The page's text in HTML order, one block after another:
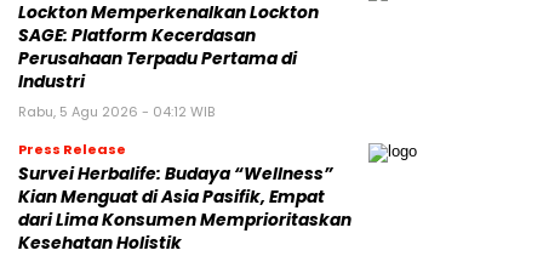
Lockton Memperkenalkan Lockton
SAGE: Platform Kecerdasan
Perusahaan Terpadu Pertama di
Industri
Rabu, 5 Agu 2026 - 04:12 WIB
Press Release
Survei Herbalife: Budaya “Wellness”
Kian Menguat di Asia Pasifik, Empat
dari Lima Konsumen Memprioritaskan
Kesehatan Holistik